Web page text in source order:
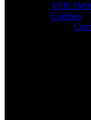
VER
Combos